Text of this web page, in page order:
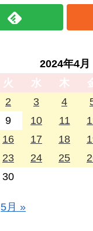
2024年4月
火 水 木
2 3 4
9 10 11
16 17 18
23 24 25
30
5月 »